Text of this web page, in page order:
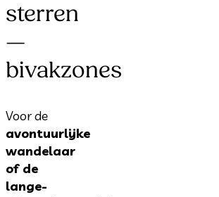
sterren
—
bivakzones
Voor de
avontuurlijke
wandelaar
of de
lange-